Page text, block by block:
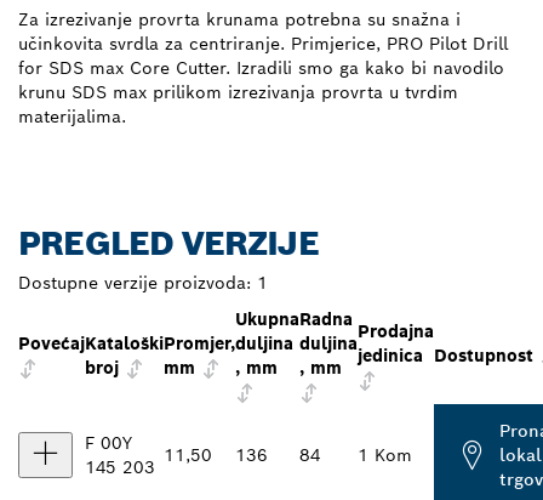
Za izrezivanje provrta krunama potrebna su snažna i
učinkovita svrdla za centriranje. Primjerice, PRO Pilot Drill
for SDS max Core Cutter. Izradili smo ga kako bi navodilo
krunu SDS max prilikom izrezivanja provrta u tvrdim
materijalima.
PREGLED VERZIJE
Dostupne verzije proizvoda: 1
PovećajKataloški
broj
Promjer,
mm
Ukupna
duljina
, mm
Radna
duljina
, mm
Prodajna
jedinica Dostupnost
F 00Y
145 203
11,50 136 84 1 Kom